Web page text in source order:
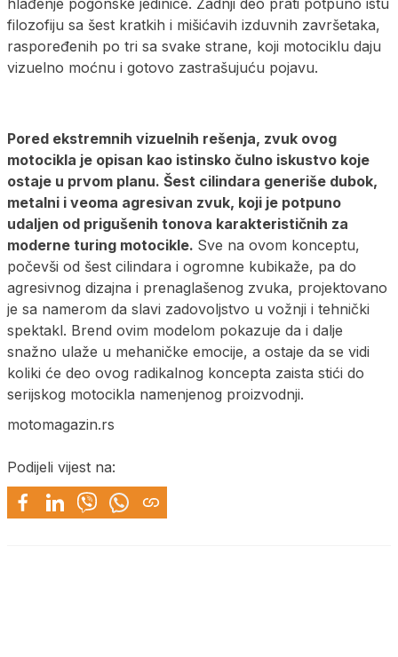
filozofiju sa šest kratkih i mišićavih izduvnih završetaka,
raspoređenih po tri sa svake strane, koji motociklu daju
vizuelno moćnu i gotovo zastrašujuću pojavu.
Pored ekstremnih vizuelnih rešenja, zvuk ovog
motocikla je opisan kao istinsko čulno iskustvo koje
ostaje u prvom planu. Šest cilindara generiše dubok,
metalni i veoma agresivan zvuk, koji je potpuno
udaljen od prigušenih tonova karakterističnih za
moderne turing motocikle. Sve na ovom konceptu,
počevši od šest cilindara i ogromne kubikaže, pa do
agresivnog dizajna i prenaglašenog zvuka, projektovano
je sa namerom da slavi zadovoljstvo u vožnji i tehnički
spektakl. Brend ovim modelom pokazuje da i dalje
snažno ulaže u mehaničke emocije, a ostaje da se vidi
koliki će deo ovog radikalnog koncepta zaista stići do
serijskog motocikla namenjenog proizvodnji.
motomagazin.rs
Podijeli vijest na: